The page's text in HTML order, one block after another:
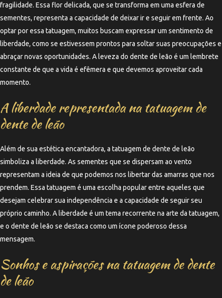
fragilidade. Essa flor delicada, que se transforma em uma esfera de
sementes, representa a capacidade de deixar ir e seguir em frente. Ao
optar por essa tatuagem, muitos buscam expressar um sentimento de
liberdade, como se estivessem prontos para soltar suas preocupações e
abraçar novas oportunidades. A leveza do dente de leão é um lembrete
constante de que a vida é efêmera e que devemos aproveitar cada
momento.
A liberdade representada na tatuagem de
dente de leão
Além de sua estética encantadora, a tatuagem de dente de leão
simboliza a liberdade. As sementes que se dispersam ao vento
representam a ideia de que podemos nos libertar das amarras que nos
prendem. Essa tatuagem é uma escolha popular entre aqueles que
desejam celebrar sua independência e a capacidade de seguir seu
próprio caminho. A liberdade é um tema recorrente na arte da tatuagem,
e o dente de leão se destaca como um ícone poderoso dessa
mensagem.
Sonhos e aspirações na tatuagem de dente
de leão